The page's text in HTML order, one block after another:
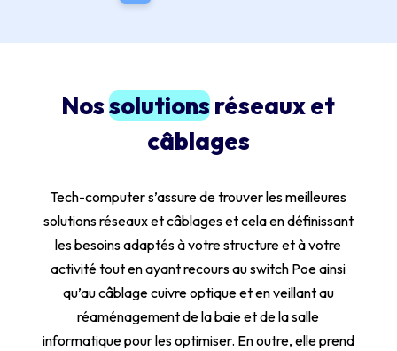
Nossolutionsréseaux et
câblages
Tech-computer s’assure de trouver les meilleures
solutions réseaux et câblages et cela en définissant
les besoins adaptés à votre structure et à votre
activité tout en ayant recours au switch Poe ainsi
qu’au câblage cuivre optique et en veillant au
réaménagement de la baie et de la salle
informatique pour les optimiser. En outre, elle prend